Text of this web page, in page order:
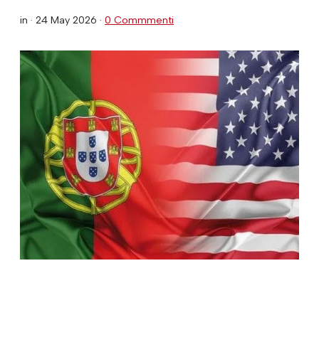
in · 24 May 2026 · 0 Commmenti